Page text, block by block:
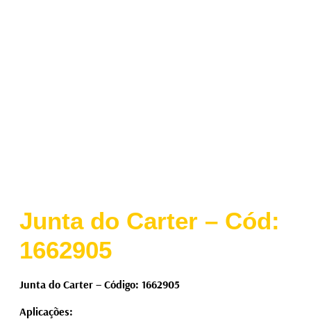
Junta do Carter – Cód:
1662905
Junta do Carter – Código: 1662905
Aplicações: